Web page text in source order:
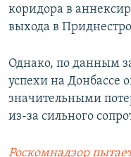
коридора в
выхода в
Однако, по данным
успехи на Донбассе
значительными
из-за сильного
Роскомнадзор